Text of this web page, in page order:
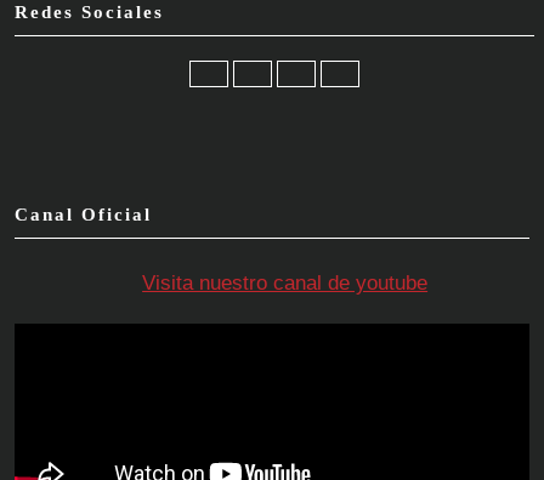
Redes Sociales
Canal Oficial
Visita nuestro canal de youtube